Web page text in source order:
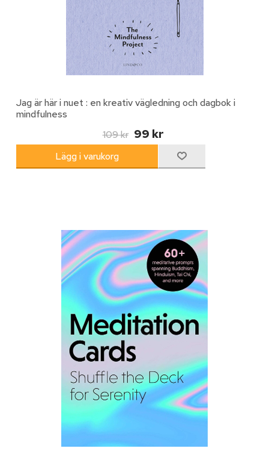
Jag är här i nuet : en kreativ vägledning och dagbok i
mindfulness
109 kr 99 kr